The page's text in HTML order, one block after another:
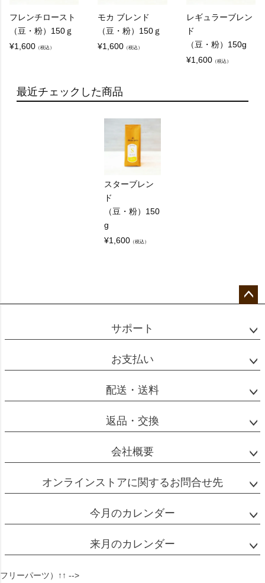
すか？
レギュラーコーヒーはお湯をコーヒー（粉）に通
してゆっくりと抽出されるのに対し、エスプレッ
ソは専用の器具で粉に強い圧力をかけることで短
時間で抽出する淹れ方のコーヒーです。
短時間で抽出するためうまみ成分が濃く出るう
え、焦がしカラメルのような香りと、舌にからみ
フレンチロースト
（豆・粉）150ｇ
¥1,600 （税込）
モカ ブレンド
（豆・粉）150ｇ
¥1,600 （税込）
レギュラーブレン
ド
（豆・粉）150g
¥1,600（税込）
最近チェックした商品
スターブレン
ド
（豆・粉）150
g
¥1,600 （税込）
ップ
サポート
お支払い
配送・送料
返品・交換
会社概要
オンラインストアに関するお問合せ先
今月のカレンダー
来月のカレンダー
フリーパーツ）↑↑ -->